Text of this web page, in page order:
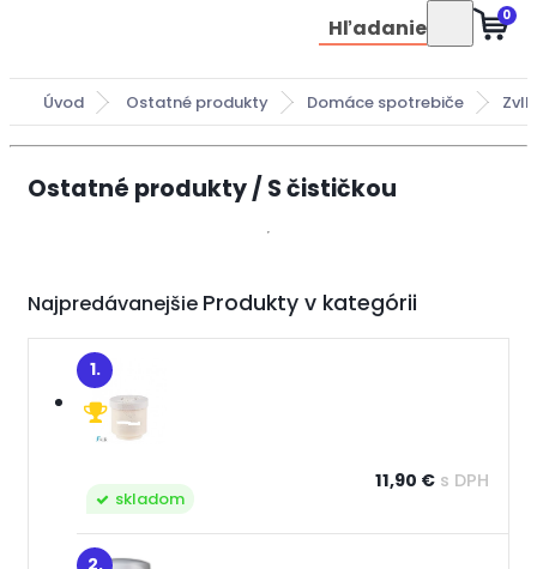
Hľadanie 0
Úvod Ostatné produkty Domáce spotrebiče
Ostatné produkty / S čističkou
Najpredávanejšie
1.
skladom
11,90 € s DPH